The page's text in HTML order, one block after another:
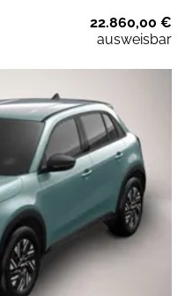
22.860,00 €
ausweisbar